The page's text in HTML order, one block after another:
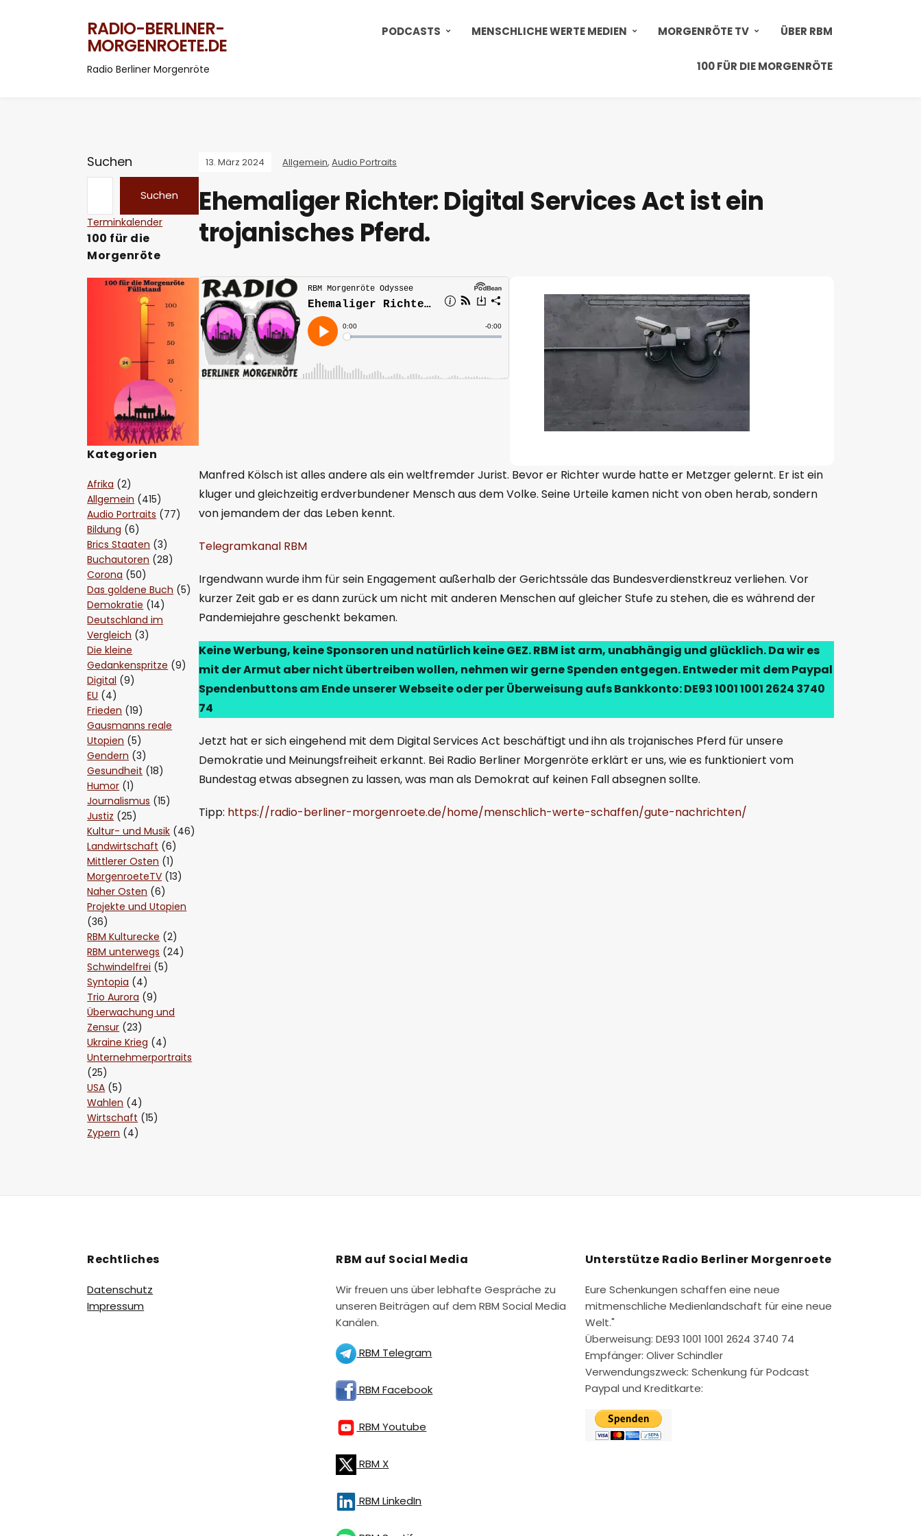
RADIO-BERLINER-
MORGENROETE.DE
Radio Berliner Morgenröte
PODCASTS MENSCHLICHE WERTE MEDIEN MORGENRÖTE TV ÜBER RBM
100 FÜR DIE MORGENRÖTE
13. März 2024 Allgemein,Audio Portraits
Ehemaliger Richter: Digital Services Act ist ein
trojanisches Pferd.
Manfred Kölsch ist alles andere als ein weltfremder Jurist. Bevor er Richter wurde hatte er Metzger gelernt. Er ist ein
kluger und gleichzeitig erdverbundener Mensch aus dem Volke. Seine Urteile kamen nicht von oben herab, sondern
von jemandem der das Leben kennt.
Telegramkanal RBM
Irgendwann wurde ihm für sein Engagement außerhalb der Gerichtssäle das Bundesverdienstkreuz verliehen. Vor
kurzer Zeit gab er es dann zurück um nicht mit anderen Menschen auf gleicher Stufe zu stehen, die es während der
Pandemiejahre geschenkt bekamen.
Keine Werbung, keine Sponsoren und natürlich keine GEZ. RBM ist arm, unabhängig und glücklich. Da wir es
mit der Armut aber nicht übertreiben wollen, nehmen wir gerne Spenden entgegen. Entweder mit dem Paypal
Spendenbuttons am Ende unserer Webseite oder per Überweisung aufs Bankkonto: DE93 1001 1001 2624 3740
74
Jetzt hat er sich eingehend mit dem Digital Services Act beschäftigt und ihn als trojanisches Pferd für unsere
Demokratie und Meinungsfreiheit erkannt. Bei Radio Berliner Morgenröte erklärt er uns, wie es funktioniert vom
Bundestag etwas absegnen zu lassen, was man als Demokrat auf keinen Fall absegnen sollte.
Tipp: https://radio-berliner-morgenroete.de/home/menschlich-werte-schaffen/gute-nachrichten/
Suchen
Suchen
Terminkalender
100 für die
Morgenröte
Kategorien
Afrika (2)
Allgemein (415)
Audio Portraits (77)
Bildung (6)
Brics Staaten (3)
Buchautoren (28)
Corona (50)
Das goldene Buch (5)
Demokratie (14)
Deutschland im
Vergleich (3)
Die kleine
Gedankenspritze (9)
Digital (9)
EU (4)
Frieden (19)
Gausmanns reale
Utopien (5)
Gendern (3)
Gesundheit (18)
Humor (1)
Journalismus (15)
Justiz (25)
Kultur- und Musik (46)
Landwirtschaft (6)
Mittlerer Osten (1)
MorgenroeteTV (13)
Naher Osten (6)
Projekte und Utopien
(36)
RBM Kulturecke (2)
RBM unterwegs (24)
Schwindelfrei (5)
Syntopia (4)
Trio Aurora (9)
Überwachung und
Zensur (23)
Ukraine Krieg (4)
Unternehmerportraits
(25)
USA (5)
Wahlen (4)
Wirtschaft (15)
Zypern (4)
Rechtliches
Datenschutz
Impressum
RBM auf Social Media
Wir freuen uns über lebhafte Gespräche zu
unseren Beiträgen auf dem RBM Social Media
Kanälen.
RBM Telegram
RBM Facebook
RBM Youtube
RBM X
RBM LinkedIn
Unterstütze Radio Berliner Morgenroete
Eure Schenkungen schaffen eine neue
mitmenschliche Medienlandschaft für eine neue
Welt."
Überweisung: DE93 1001 1001 2624 3740 74
Empfänger: Oliver Schindler
Verwendungszweck: Schenkung für Podcast
Paypal und Kreditkarte: